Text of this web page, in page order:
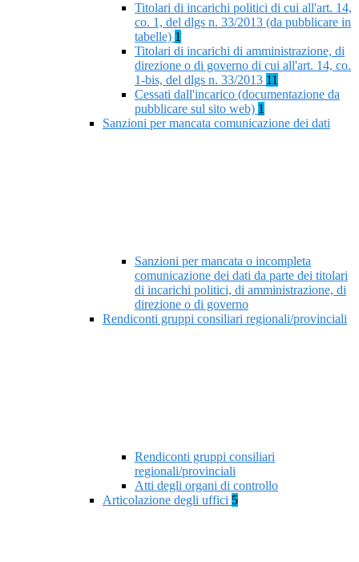
Titolari di incarichi politici di cui all'art. 14,
co. 1, del dlgs n. 33/2013 (da pubblicare in
tabelle) 1
Titolari di incarichi di amministrazione, di
direzione o di governo di cui all'art. 14, co.
1-bis, del dlgs n. 33/2013 11
Cessati dall'incarico (documentazione da
pubblicare sul sito web) 1
Sanzioni per mancata comunicazione dei dati
Sanzioni per mancata o incompleta
comunicazione dei dati da parte dei titolari
di incarichi politici, di amministrazione, di
direzione o di governo
Rendiconti gruppi consiliari regionali/provinciali
Rendiconti gruppi consiliari
regionali/provinciali
Atti degli organi di controllo
Articolazione degli uffici 5